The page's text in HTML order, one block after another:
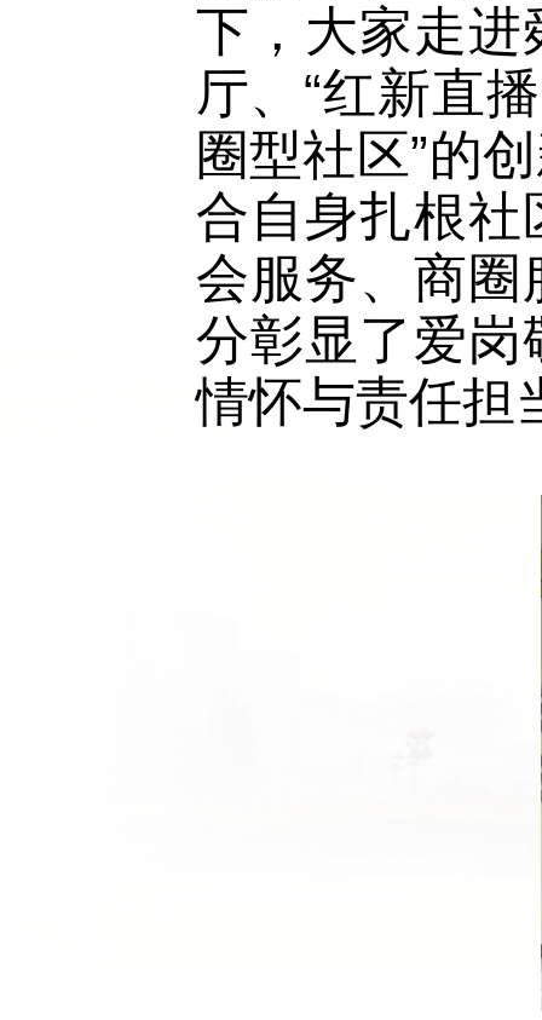
下，大家走进
厅、“红新直
圈型社区”的
合自身扎根
会服务、商
分彰显了爱岗
情怀与责任担